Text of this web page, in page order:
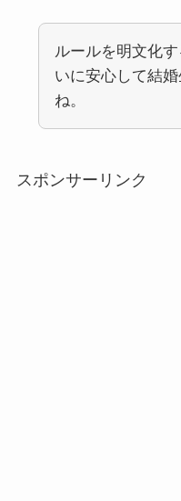
ルールを明文化
いに安心して結
ね。
スポンサーリンク